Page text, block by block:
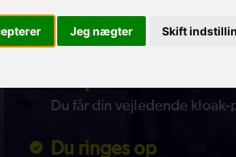
Jeg nægter Skift
Indtast opgaven
Indtast din opgave i
Du får din vejledende
Du ringes op